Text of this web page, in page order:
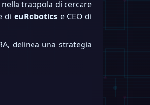
trappola di cercare
dieuRobotics e CEO di
delinea una strategia